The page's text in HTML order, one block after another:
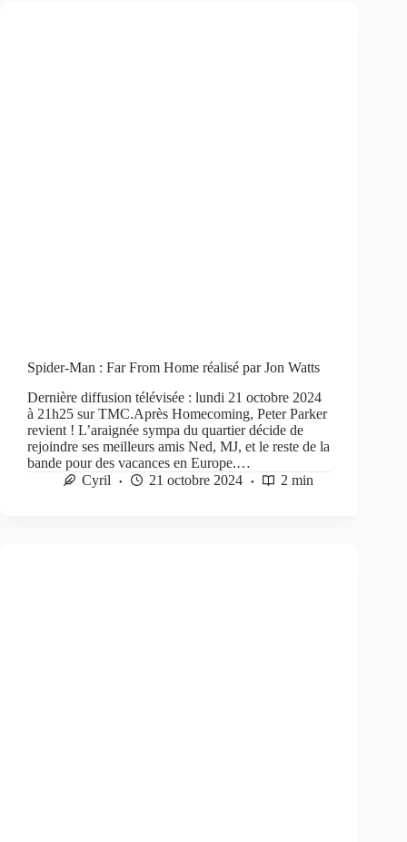
Spider-Man : Far From Home réalisé par Jon Watts
Dernière diffusion télévisée : lundi 21 octobre 2024
à 21h25 sur TMC.Après Homecoming, Peter Parker
revient ! L’araignée sympa du quartier décide de
rejoindre ses meilleurs amis Ned, MJ, et le reste de la
bande pour des vacances en Europe.…
Cyril
21 octobre 2024 2 min